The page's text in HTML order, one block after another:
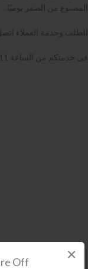
Off ×
المصنوع من الصفر يوميًا.
للطلب وخدمة العملاء
فى خدمتكم من الساعة 11 صباحًا حتى الساعة 3 صباحًا.